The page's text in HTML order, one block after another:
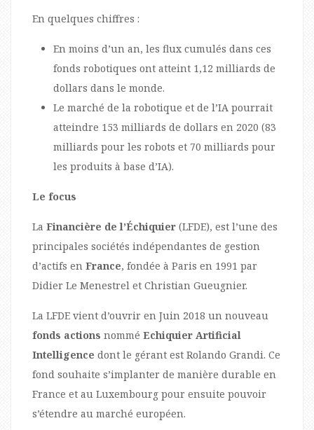
En quelques chiffres :
En moins d’un an, les flux cumulés dans ces
fonds robotiques ont atteint 1,12 milliards de
dollars dans le monde.
Le marché de la robotique et de l’IA pourrait
atteindre 153 milliards de dollars en 2020 (83
milliards pour les robots et 70 milliards pour
les produits à base d’IA).
Le focus
La Financière de l’Échiquier (LFDE), est l’une des
principales sociétés indépendantes de gestion
d’actifs en France, fondée à Paris en 1991 par
Didier Le Menestrel et Christian Gueugnier.
La LFDE vient d’ouvrir en Juin 2018 un nouveau
fonds actions nommé Echiquier Artificial
Intelligence dont le gérant est Rolando Grandi. Ce
fond souhaite s’implanter de manière durable en
France et au Luxembourg pour ensuite pouvoir
s’étendre au marché européen.